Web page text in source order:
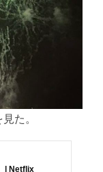
た。
| Netflix